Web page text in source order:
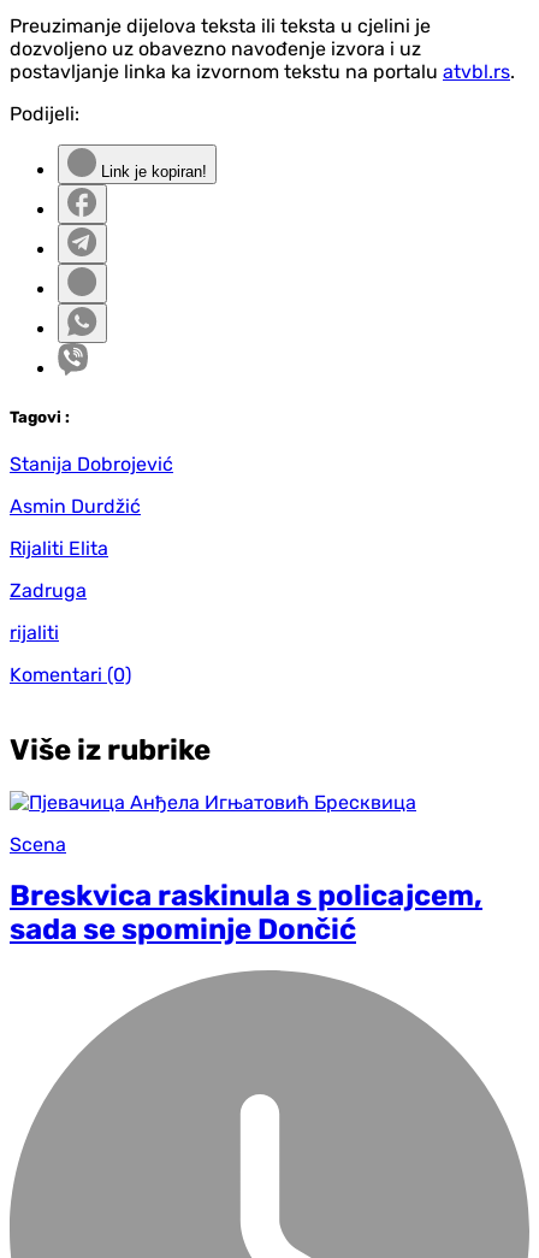
Preuzimanje dijelova teksta ili teksta u cjelini je
dozvoljeno uz obavezno navođenje izvora i uz
postavljanje linka ka izvornom tekstu na portalu atvbl.rs.
Podijeli:
Link je kopiran!
Tagovi :
Stanija Dobrojević
Asmin Durdžić
Rijaliti Elita
Zadruga
rijaliti
Komentari (0)
Više iz rubrike
Scena
Breskvica raskinula s policajcem,
sada se spominje Dončić